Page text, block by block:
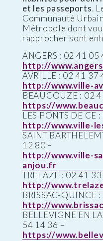
et les passeports.
Communauté
Métropole dont
rapprocher sont
ANGERS : 02 41 05
http://
AVRILLE : 02 41 37
http://www.ville-
BEAUCOUZE : 02
https://
LES PONTS DE CE
http://www.ville-
SAINT
12 80 –
http://www.ville-
anjou.fr
TRELAZE : 02 41
http://
BRISSAC-QUINCE
http://
BELLEVIGNE EN
54 14 36 –
https://